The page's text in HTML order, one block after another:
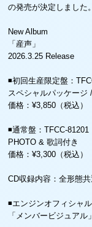
の発売が決定しました
New Album
「産声」
2026.3.25 Release
◾️初回生産限定盤：
スペシャルパッケージ
価格：¥3,850（税込）
◾️通常盤：TFCC-81201
PHOTO & 歌詞付き
価格：¥3,300（税込）
CD収録内容：全形態
◾️エンジンオフィシャ
「メンバービジュアル